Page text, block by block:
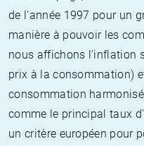
de l'année 1997 pour un
manière à pouvoir les
nous affichons l'inflation
prix à la consommation)
consommation
comme le principal taux
un critère européen pour